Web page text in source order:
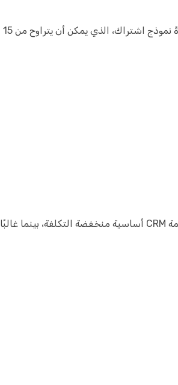
تعتمد تكلفة نظام CRM على حجم الشركة والميزات المطلوبة ونوع النشر. تستخدم أنظمة CRM المستندة إلى السحابة عادةً نموذج اشتراك، الذي يمكن أن يتراوح من 15
يمكن أن يختلف إجمالي تكلفة الملكية (TCO) بشكل كبير بناءً على مستوى التطور. قد تبدأ الشركات الناشئة الصغيرة بأنظمة CRM أساسية منخفضة التكلفة، بينما غالبًا